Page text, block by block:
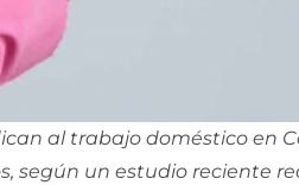
al trabajo doméstico en
según un estudio reciente